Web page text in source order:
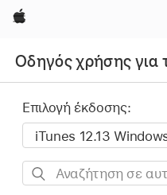
Apple
Οδηγός χρήσης για
Επιλογή έκδοσης:
Αναζήτηση